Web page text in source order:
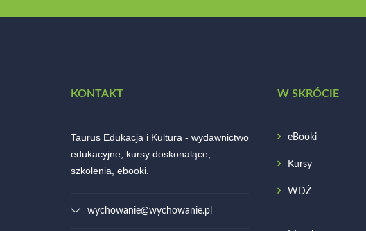
KONTAKT
Taurus Edukacja i Kultura - wydawnictwo
edukacyjne, kursy doskonalące,
szkolenia, ebooki.
wychowanie@wychowanie.pl
W SKRÓCIE
eBooki
Kursy
WDŻ